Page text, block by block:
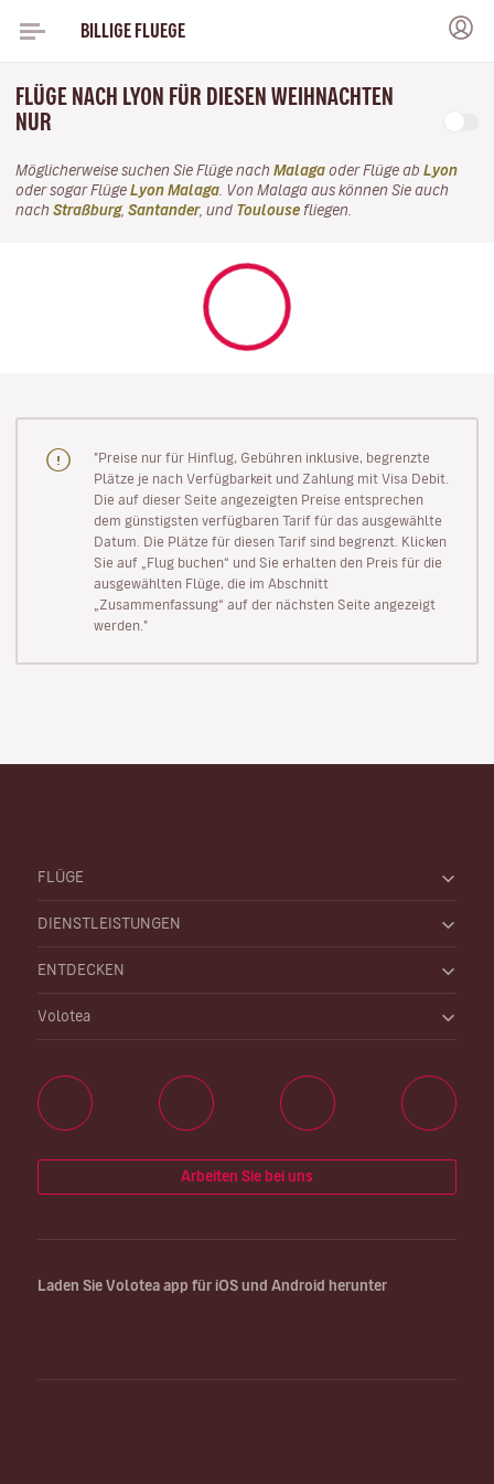
BILLIGE FLUEGE
FLÜGE NACH LYON FÜR DIESEN WEIHNACHTEN
NUR
Möglicherweise suchen Sie Flüge nach Malaga oder Flüge ab Lyon
oder sogar Flüge Lyon Malaga . Von Malaga aus können Sie auch
nach Straßburg, Santander, und Toulouse fliegen.
"Preise nur für Hinflug, Gebühren inklusive, begrenzte
Plätze je nach Verfügbarkeit und Zahlung mit Visa Debit.
Die auf dieser Seite angezeigten Preise entsprechen
dem günstigsten verfügbaren Tarif für das ausgewählte
Datum. Die Plätze für diesen Tarif sind begrenzt. Klicken
Sie auf „Flug buchen“ und Sie erhalten den Preis für die
ausgewählten Flüge, die im Abschnitt
„Zusammenfassung“ auf der nächsten Seite angezeigt
werden."
FLÜGE
DIENSTLEISTUNGEN
ENTDECKEN
Volotea
Arbeiten Sie bei uns
Laden Sie Volotea app für iOS und Android herunter